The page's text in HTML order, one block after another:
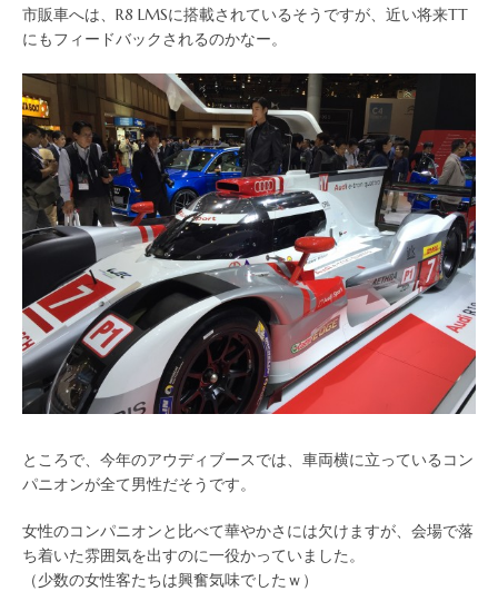
市販車へは、R8 LMSに搭載されているそうですが、近い将来TT
にもフィードバックされるのかなー。
ところで、今年のアウディブースでは、車両横に立っているコン
パニオンが全て男性だそうです。
女性のコンパニオンと比べて華やかさには欠けますが、会場で落
ち着いた雰囲気を出すのに一役かっていました。
（少数の女性客たちは興奮気味でしたｗ）